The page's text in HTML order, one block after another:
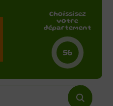
Choissisez
votre
département
56